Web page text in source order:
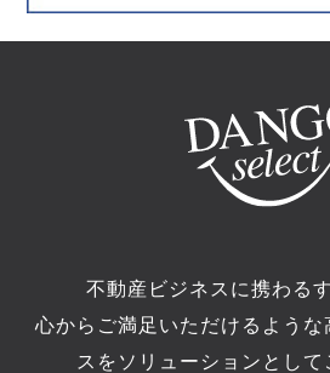
不動産ビジネスに携わる
心からご満足いただけるよう
スをソリューションとして